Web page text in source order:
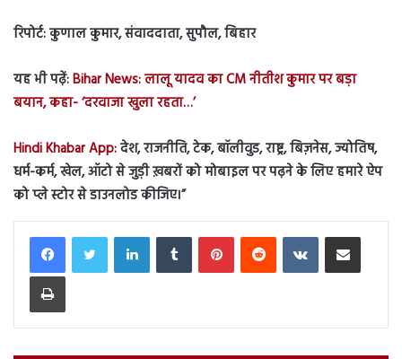
रिपोर्ट: कुणाल कुमार, संवाददाता, सुपौल, बिहार
यह भी पढ़ें:Bihar News: लालू यादव का CM नीतीश कुमार पर बड़ा
बयान, कहा- ‘दरवाजा खुला रहता…’
Hindi Khabar App:देश, राजनीति, टेक, बॉलीवुड, राष्ट्र, बिज़नेस, ज्योतिष,
धर्म-कर्म, खेल, ऑटो से जुड़ी ख़बरों को मोबाइल पर पढ़ने के लिए हमारे ऐप
को प्ले स्टोर से डाउनलोड कीजिए।”
LinkedInTumblr PinterestReddit VKontakteShare via Email
Print